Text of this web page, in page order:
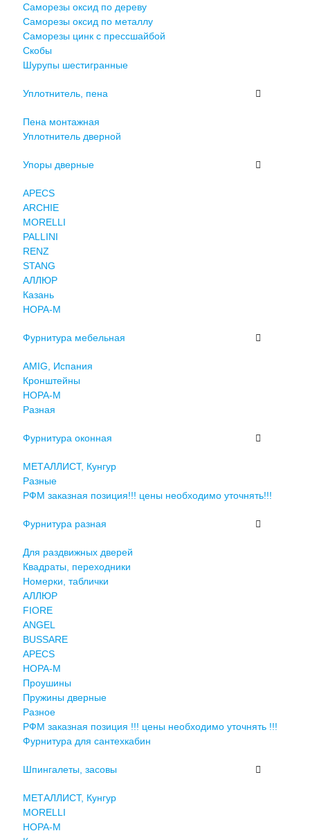
Саморезы оксид по дереву
Саморезы оксид по металлу
Саморезы цинк с прессшайбой
Скобы
Шурупы шестигранные
Уплотнитель, пена
Пена монтажная
Уплотнитель дверной
Упоры дверные
APECS
ARCHIE
MORELLI
PALLINI
RENZ
STANG
АЛЛЮР
Казань
НОРА-М
Фурнитура мебельная
AMIG, Испания
Кронштейны
НОРА-М
Разная
Фурнитура оконная
МЕТАЛЛИСТ, Кунгур
Разные
РФМ заказная позиция!!! цены необходимо уточнять!!!
Фурнитура разная
Для раздвижных дверей
Квадраты, переходники
Номерки, таблички
АЛЛЮР
FIORE
ANGEL
BUSSARE
APECS
НОРА-М
Проушины
Пружины дверные
Разное
РФМ заказная позиция !!! цены необходимо уточнять !!!
Фурнитура для сантехкабин
Шпингалеты, засовы
МЕТАЛЛИСТ, Кунгур
MORELLI
НОРА-М